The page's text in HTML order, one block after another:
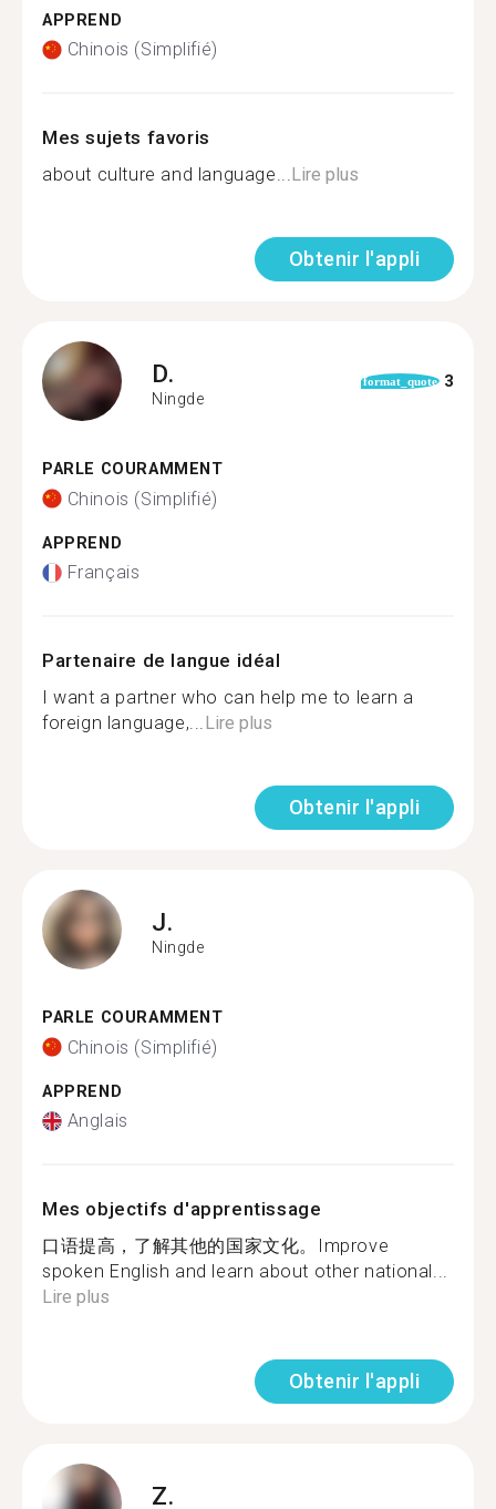
APPREND
Chinois (Simplifié)
Mes sujets favoris
about culture and language...Lire plus
Obtenir l'appli
D.
Ningde
format_quote 3
PARLE COURAMMENT
Chinois (Simplifié)
APPREND
Français
Partenaire de langue idéal
I want a partner who can help me to learn a
foreign language,...Lire plus
Obtenir l'appli
J.
Ningde
PARLE COURAMMENT
Chinois (Simplifié)
APPREND
Anglais
Mes objectifs d'apprentissage
口语提高，了解其他的国家文化。Improve
spoken English and learn about other national...
Lire plus
Obtenir l'appli
Z.